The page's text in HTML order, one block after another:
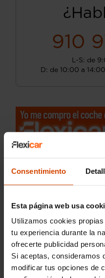
Consentimiento
Esta página web usa
Utilizamos cookies
tu experiencia durante la
ofrecerte publicidad
Si aceptas, consideramos
modificar tus opciones de
910
L-S: de
D: de 10:00 a